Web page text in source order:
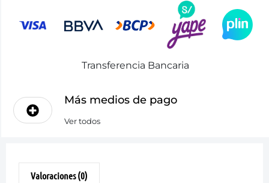
Transferencia Bancaria
Más medios de pago
Ver todos
Valoraciones (0)